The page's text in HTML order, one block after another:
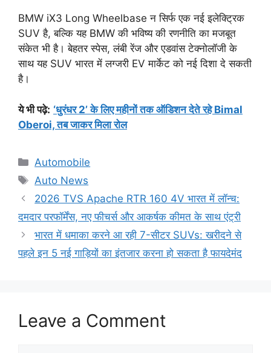
BMW iX3 Long Wheelbase न सिर्फ एक नई इलेक्ट्रिक
SUV है, बल्कि यह BMW की भविष्य की रणनीति का मजबूत
संकेत भी है। बेहतर स्पेस, लंबी रेंज और एडवांस टेक्नोलॉजी के
साथ यह SUV भारत में लग्जरी EV मार्केट को नई दिशा दे सकती
है।
ये भी पढ़े: ‘धुरंधर 2’ के लिए महीनों तक ऑडिशन देते रहे Bimal
Oberoi, तब जाकर मिला रोल
Categories
Automobile
Tags
Auto News
2026 TVS Apache RTR 160 4V भारत में लॉन्च:
दमदार परफॉर्मेंस, नए फीचर्स और आकर्षक कीमत के साथ एंट्री
भारत में धमाका करने आ रही 7-सीटर SUVs: खरीदने से
पहले इन 5 नई गाड़ियों का इंतजार करना हो सकता है फायदेमंद
Leave a Comment